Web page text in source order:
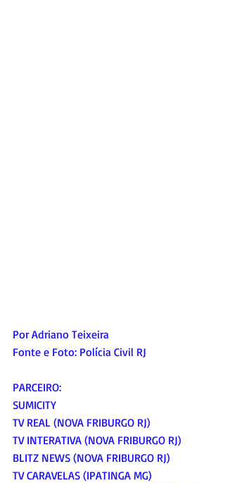
Por Adriano Teixeira
Fonte e Foto: Polícia Civil RJ
PARCEIRO:
SUMICITY
TV REAL (NOVA FRIBURGO RJ)
TV INTERATIVA (NOVA FRIBURGO RJ)
BLITZ NEWS (NOVA FRIBURGO RJ)
TV CARAVELAS (IPATINGA MG)